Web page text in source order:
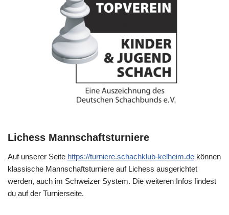
Lichess Mannschaftsturniere
Auf unserer Seite https://turniere.schachklub-kelheim.de können
klassische Mannschaftsturniere auf Lichess ausgerichtet
werden, auch im Schweizer System. Die weiteren Infos findest
du auf der Turnierseite.